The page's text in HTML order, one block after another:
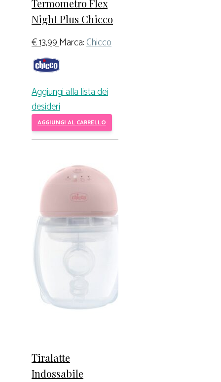
Termometro Flex
Night Plus Chicco
€13,99Marca:Chicco
Aggiungi alla lista dei
desideri
AGGIUNGI AL CARRELLO
Tiralatte
Indossabile